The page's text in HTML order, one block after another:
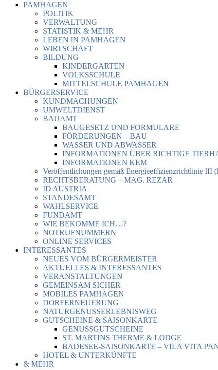
PAMHAGEN
POLITIK
VERWALTUNG
STATISTIK & MEHR
LEBEN IN PAMHAGEN
WIRTSCHAFT
BILDUNG
KINDERGARTEN
VOLKSSCHULE
MITTELSCHULE PAMHAGEN
BÜRGERSERVICE
KUNDMACHUNGEN
UMWELTDIENST
BAUAMT
BAUGESETZ UND FORMULARE
FÖRDERUNGEN – BAU
WASSER UND ABWASSER
INFORMATIONEN ÜBER RICHTIGE
INFORMATIONEN KEM
Veröffentlichungen gemäß Energieeffizienzrichtlinie III
RECHTSBERATUNG – MAG. REZAR
ID AUSTRIA
STANDESAMT
WAHLSERVICE
FUNDAMT
WIE BEKOMME ICH…?
NOTRUFNUMMERN
ONLINE SERVICES
INTERESSANTES
NEUES VOM BÜRGERMEISTER
AKTUELLES & INTERESSANTES
VERANSTALTUNGEN
GEMEINSAM SICHER
MOBILES PAMHAGEN
DORFERNEUERUNG
NATURGENUSSERLEBNISWEG
GUTSCHEINE & SAISONKARTE
GENUSSGUTSCHEINE
ST. MARTINS THERME & LODGE
BADESEE-SAISONKARTE – VILA VITA
HOTEL & UNTERKÜNFTE
& MEHR